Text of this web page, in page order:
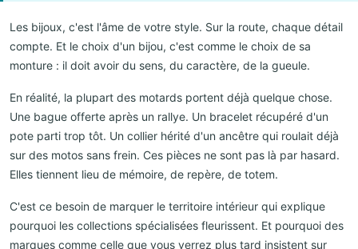
Les bijoux, c'est l'âme de votre style. Sur la route, chaque détail
compte. Et le choix d'un bijou, c'est comme le choix de sa
monture : il doit avoir du sens, du caractère, de la gueule.
En réalité, la plupart des motards portent déjà quelque chose.
Une bague offerte après un rallye. Un bracelet récupéré d'un
pote parti trop tôt. Un collier hérité d'un ancêtre qui roulait déjà
sur des motos sans frein. Ces pièces ne sont pas là par hasard.
Elles tiennent lieu de mémoire, de repère, de totem.
C'est ce besoin de marquer le territoire intérieur qui explique
pourquoi les collections spécialisées fleurissent. Et pourquoi des
marques comme celle que vous verrez plus tard insistent sur